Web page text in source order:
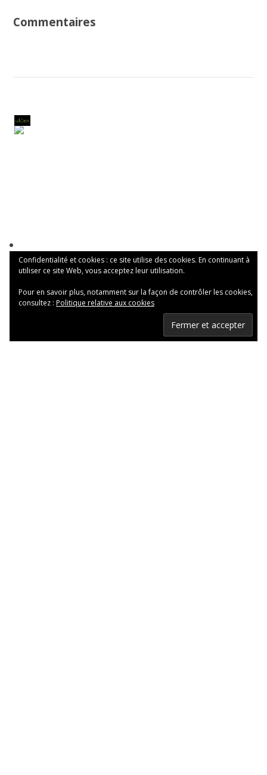
Commentaires
Confidentialité et cookies : ce site utilise des cookies. En continuant à
utiliser ce site Web, vous acceptez leur utilisation.
Pour en savoir plus, notamment sur la façon de contrôler les cookies,
consultez : Politique relative aux cookies